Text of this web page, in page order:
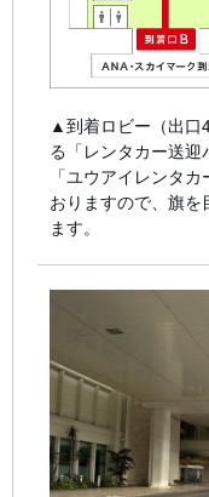
▲到着ロビー（出口
る「レンタカー送迎
「ユウアイレンタ
おりますので、旗
ます。